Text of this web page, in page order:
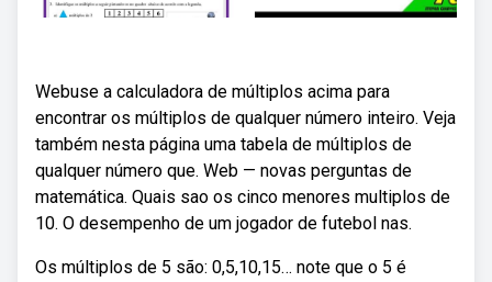
Webuse a calculadora de múltiplos acima para
encontrar os múltiplos de qualquer número inteiro. Veja
também nesta página uma tabela de múltiplos de
qualquer número que. Web — novas perguntas de
matemática. Quais sao os cinco menores multiplos de
10. O desempenho de um jogador de futebol nas.
Os múltiplos de 5 são: 0,5,10,15… note que o 5 é